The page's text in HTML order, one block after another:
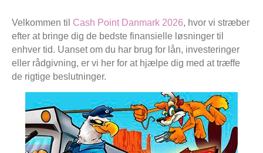
Velkommen til Cash Point Danmark 2026, hvor vi stræber
efter at bringe dig de bedste finansielle løsninger til
enhver tid. Uanset om du har brug for lån, investeringer
eller rådgivning, er vi her for at hjælpe dig med at træffe
de rigtige beslutninger.